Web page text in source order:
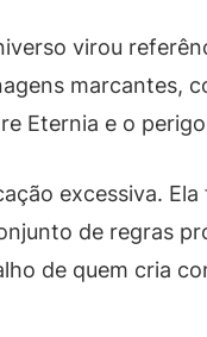
virou
marcantes,
Eternia e o
excessiva.
de regras
de quem cria